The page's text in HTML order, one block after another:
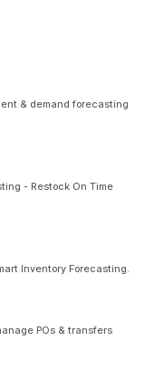
& demand forecasting
- Restock On Time
Inventory Forecasting.
POs & transfers